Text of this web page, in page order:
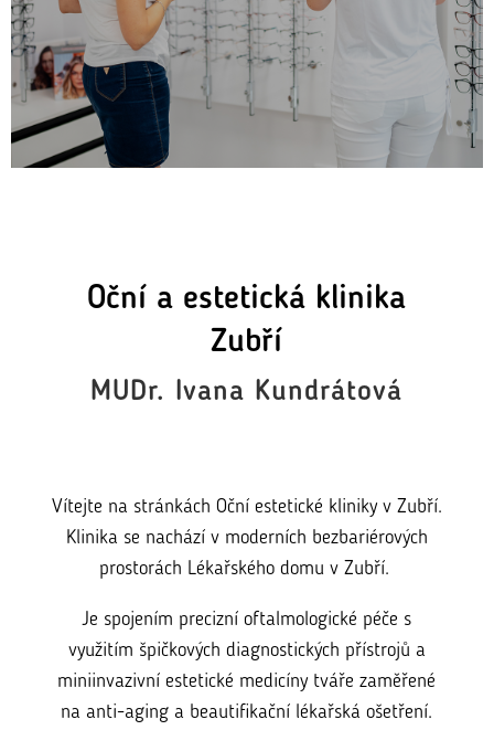
Oční a estetická klinika
Zubří
MUDr. Ivana Kundrátová
Vítejte na stránkách Oční estetické kliniky v Zubří.
Klinika se nachází v moderních bezbariérových
prostorách Lékařského domu v Zubří.
Je spojením precizní oftalmologické péče s
využitím špičkových diagnostických přístrojů a
miniinvazivní estetické medicíny tváře zaměřené
na anti-aging a beautifikační lékařská ošetření.